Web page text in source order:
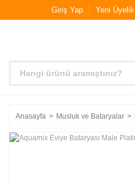
Giriş Yap Yeni Üyelik
Anasayfa Musluk ve Bataryalar